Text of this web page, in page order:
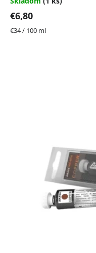
€6,80
Jednotková
€34 / 100 ml